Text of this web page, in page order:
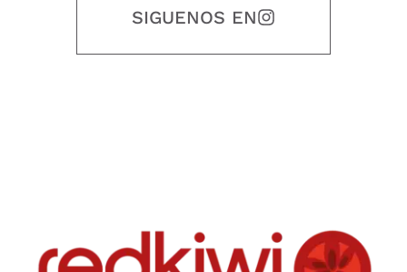
SIGUENOS EN